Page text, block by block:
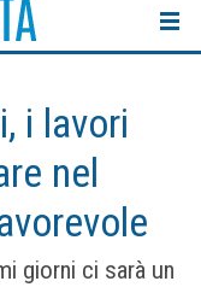
i lavori
nel
giorni ci sarà un